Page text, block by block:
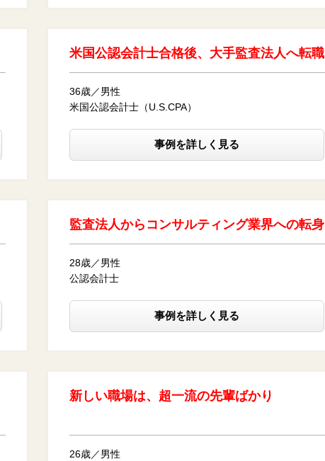
米国公認会計士合格後、大手監査法人へ転職
36歳／男性
米国公認会計士（U.S.CPA）
事例を詳しく見る
監査法人からコンサルティング業界への転身
28歳／男性
公認会計士
事例を詳しく見る
新しい職場は、超一流の先輩ばかり
26歳／男性